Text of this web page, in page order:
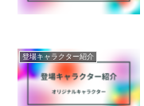
登場キャラクター紹介